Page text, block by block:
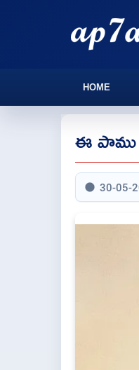
HOME
ఈ పాము
30-05-